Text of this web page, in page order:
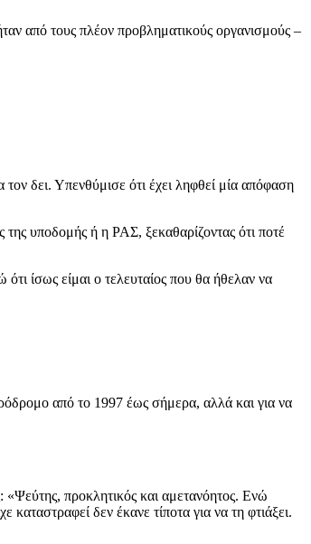
από τους πλέον προβληματικούς οργανισμούς –
δει. Υπενθύμισε ότι έχει ληφθεί μία απόφαση
υποδομής ή η ΡΑΣ, ξεκαθαρίζοντας ότι ποτέ
ίσως είμαι ο τελευταίος που θα ήθελαν να
από το 1997 έως σήμερα, αλλά και για να
προκλητικός και αμετανόητος. Ενώ
δεν έκανε τίποτα για να τη φτιάξει.